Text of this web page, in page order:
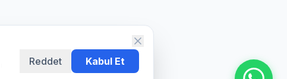
Reddet Kabul Et